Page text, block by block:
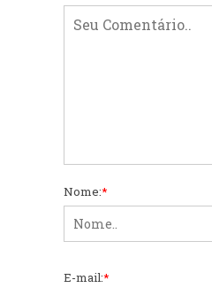
Nome:*
E-mail:*